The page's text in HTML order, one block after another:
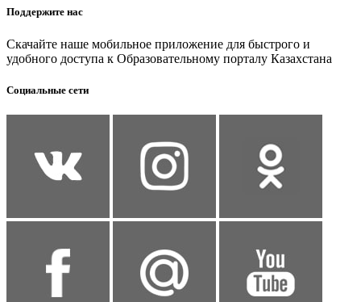
Поддержите нас
Скачайте наше мобильное приложение для быстрого и
удобного доступа к Образовательному порталу Казахстана
Социальные сети